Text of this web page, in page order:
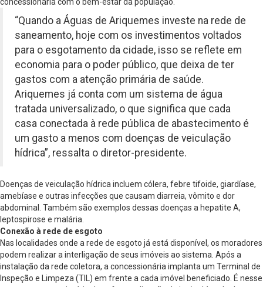
“Quando a Águas de Ariquemes investe na rede de
saneamento, hoje com os investimentos voltados
para o esgotamento da cidade, isso se reflete em
economia para o poder público, que deixa de ter
gastos com a atenção primária de saúde.
Ariquemes já conta com um sistema de água
tratada universalizado, o que significa que cada
casa conectada à rede pública de abastecimento é
um gasto a menos com doenças de veiculação
hídrica”, ressalta o diretor-presidente.
Doenças de veiculação hídrica incluem cólera, febre tifoide, giardíase,
amebíase e outras infecções que causam diarreia, vômito e dor
abdominal. Também são exemplos dessas doenças a hepatite A,
leptospirose e malária.
Conexão à rede de esgoto
Nas localidades onde a rede de esgoto já está disponível, os moradores
podem realizar a interligação de seus imóveis ao sistema. Após a
instalação da rede coletora, a concessionária implanta um Terminal de
Inspeção e Limpeza (TIL) em frente a cada imóvel beneficiado. É nesse